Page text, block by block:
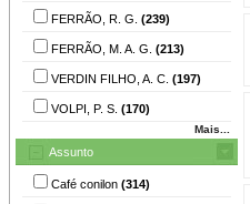
FERRÃO, R. G. (239)
FERRÃO, M. A. G. (213)
VERDIN FILHO, A. C. (197)
VOLPI, P. S. (170)
Mais...
Assunto
Café conilon (314)